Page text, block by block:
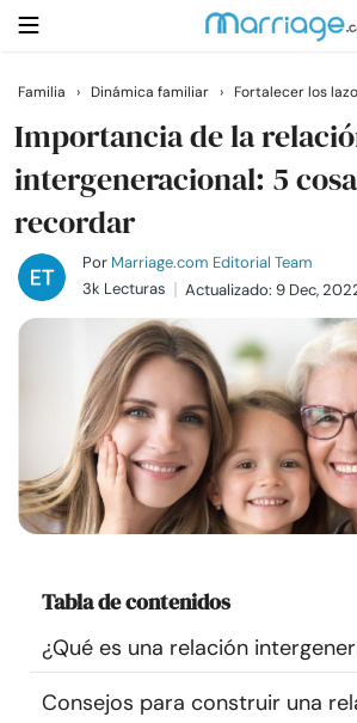
Buscar
Casarse
Relaciones
Ayuda
Cursos
Comunidad
Encuentra un terapeuta
Familia › Dinámica familiar › Fortalecer los
Importancia de la
intergeneracional: 5
recordar
Por Marriage.com Editorial Team
3k Lecturas
Actualizado: 9 Dec,
Tabla de contenidos
¿Qué es una relación
Consejos para construir una